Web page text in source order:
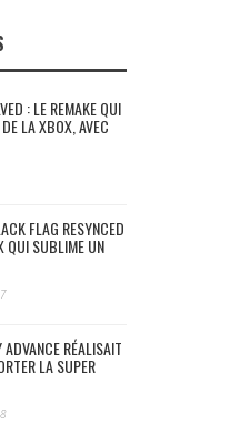
: LE REMAKE QUI
LA XBOX, AVEC
FLAG RESYNCED
QUI SUBLIME UN
RÉALISAIT
LA SUPER